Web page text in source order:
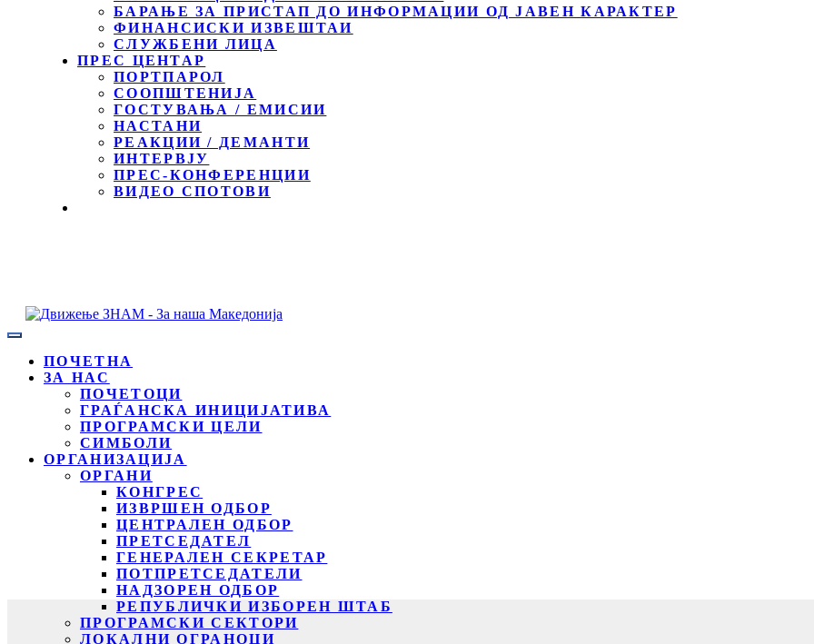
БАРАЊЕ ЗА ПРИСТАП ДО ИНФОРМАЦИИ ОД ЈАВЕН КАРАКТЕР
ФИНАНСИСКИ ИЗВЕШТАИ
СЛУЖБЕНИ ЛИЦА
ПРЕС ЦЕНТАР
ПОРТПАРОЛ
СООПШТЕНИЈА
ГОСТУВАЊА / ЕМИСИИ
НАСТАНИ
РЕАКЦИИ / ДЕМАНТИ
ИНТЕРВЈУ
ПРЕС-КОНФЕРЕНЦИИ
ВИДЕО СПОТОВИ
ПОЧЕТНА
ЗА НАС
ПОЧЕТОЦИ
ГРАЃАНСКА ИНИЦИЈАТИВА
ПРОГРАМСКИ ЦЕЛИ
СИМБОЛИ
ОРГАНИЗАЦИЈА
ОРГАНИ
КОНГРЕС
ИЗВРШЕН ОДБОР
ЦЕНТРАЛЕН ОДБОР
ПРЕТСЕДАТЕЛ
ГЕНЕРАЛЕН СЕКРЕТАР
ПОТПРЕТСЕДАТЕЛИ
НАДЗОРЕН ОДБОР
РЕПУБЛИЧКИ ИЗБОРЕН ШТАБ
ПРОГРАМСКИ СЕКТОРИ
ЛОКАЛНИ ОГРАНОЦИ